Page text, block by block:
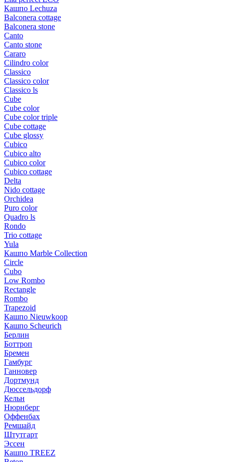
Кашпо Lechuza
Balconera cottage
Balconera stone
Canto
Canto stone
Cararo
Cilindro color
Classico
Classico color
Classico ls
Cube
Cube color
Cube color triple
Cube cottage
Cube glossy
Cubico
Cubico alto
Cubico color
Cubico cottage
Delta
Nido cottage
Orchidea
Puro color
Quadro ls
Rondo
Trio cottage
Yula
Кашпо Marble Collection
Circle
Cubo
Low Rombo
Rectangle
Rombo
Trapezoid
Кашпо Nieuwkoop
Кашпо Scheurich
Берлин
Боттроп
Бремен
Гамбург
Ганновер
Дортмунд
Дюссельдорф
Кельн
Нюрнберг
Оффенбах
Ремшайд
Штутгарт
Эссен
Кашпо TREEZ